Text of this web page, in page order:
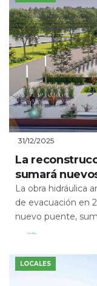
31/12/2025
La
sumará
La obra hidráulica
de evacuación en
nuevo puente,
Leer Más
LOCALES